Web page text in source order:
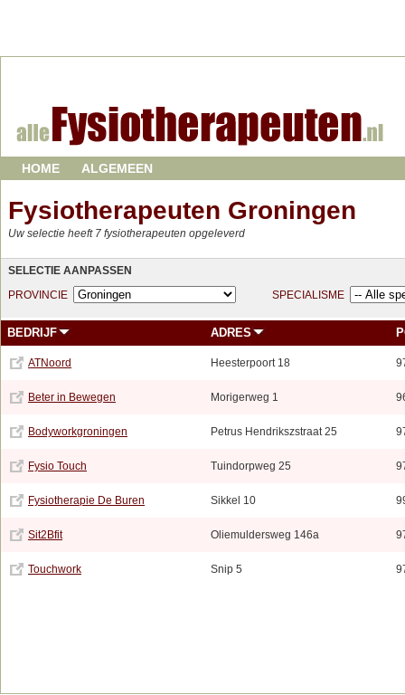
HOME ALGEMEEN
Fysiotherapeuten Groningen
Uw selectie heeft 7 fysiotherapeuten opgeleverd
SELECTIE AANPASSEN
PROVINCIE
SPECIALISME
BEDRIJF ADRES
ATNoord Heesterpoort 18
Beter in Bewegen Morigerweg 1
Bodyworkgroningen Petrus Hendrikszstraat 25
Fysio Touch Tuindorpweg 25
Fysiotherapie De Buren Sikkel 10
Sit2Bfit Oliemuldersweg 146a
Touchwork Snip 5